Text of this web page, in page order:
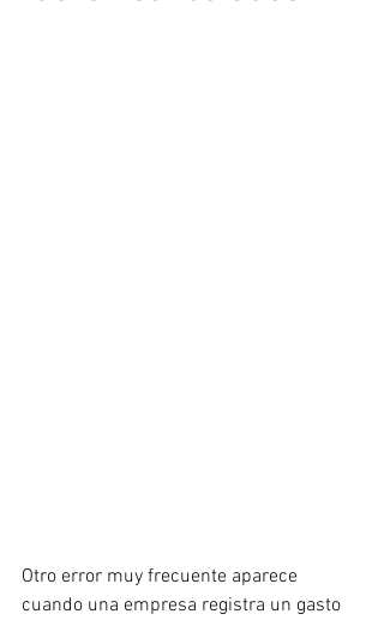
Otro error muy frecuente aparece
cuando una empresa registra un gasto